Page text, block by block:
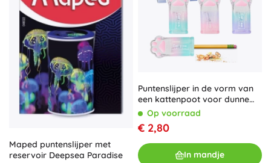
Maped puntenslijper met
reservoir Deepsea Paradise
Puntenslijper in de vorm van
een kattenpoot voor dunne
kleurpotloden
Op voorraad
€ 2,80
In mandje